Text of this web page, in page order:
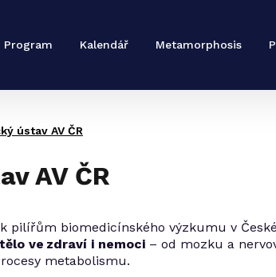
Program Kalendář Metamorphosis
ústav AV ČR
AV ČR
pilířům biomedicínského výzkumu v
ve zdraví i nemoci – od mozku a
metabolismu.